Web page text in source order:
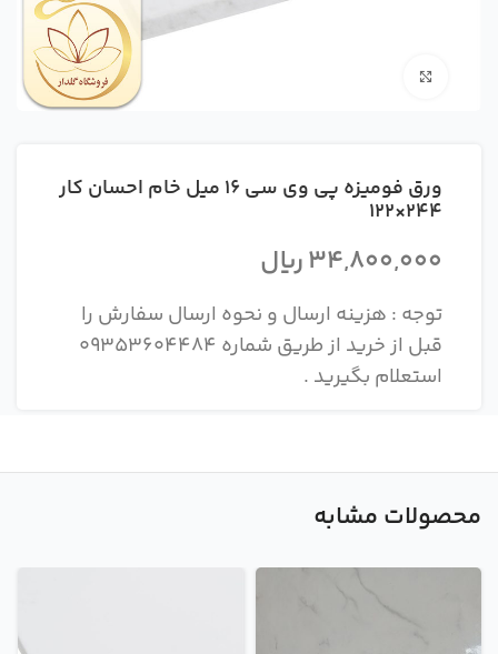
ورق فومیزه پی وی سی 16 میل خام احسان کار
244×122
34,800,000ریال
توجه : هزینه ارسال و نحوه ارسال سفارش را
قبل از خرید از طریق شماره 09353604484
استعلام بگیرید .
محصولات مشابه